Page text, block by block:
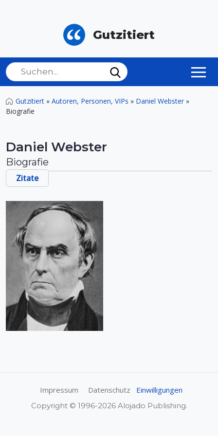
Gutzitiert
Gutzitiert » Autoren, Personen, VIPs » Daniel Webster»
Biografie
Daniel Webster
Biografie
Zitate
Impressum Datenschutz Einwilligungen
Copyright © 1996-2026 Alojado Publishing.